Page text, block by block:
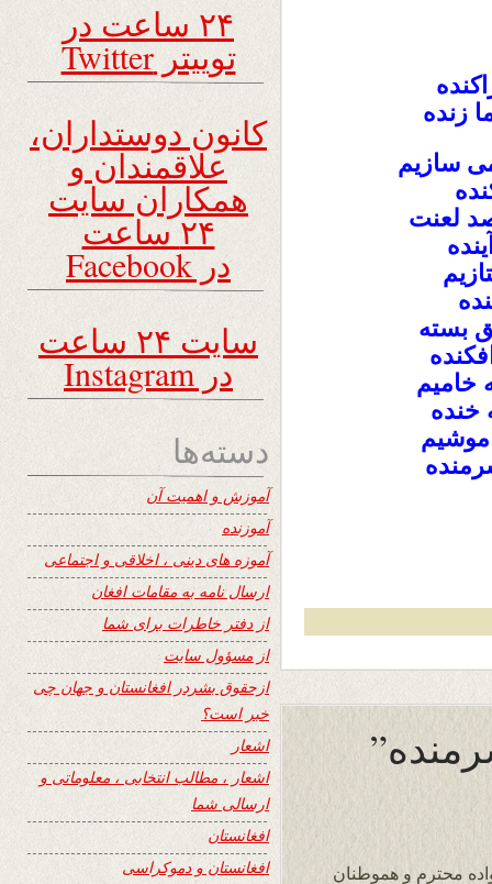
زنده
سازیم
لعنت
بسته
خامیم
خنده
محترم و هموطنان
۲۴ ساعت در
توییتر Twitter
کانون دوستداران،
علاقمندان و
همکاران سایت
۲۴ ساعت
در Facebook
سایت ۲۴ ساعت
در Instagram
دسته‌ها
آموزش و اهمیت آن
آموزنده
آموزه های دینی ، اخلاقی و اجتماعی
ارسال نامه به مقامات افغان
از دفتر خاطرات برای شما
از مسؤول سایت
ازحقوق بشردر افغانستان و جهان چی
خبر است؟
اشعار
اشعار ، مطالب انتخابی ، معلوماتی و
ارسالی شما
افغانستان
افغانستان و دموکراسی